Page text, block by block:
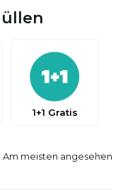
1+1 Gratis